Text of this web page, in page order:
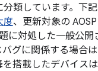
類しています。下
度、更新対象の
に対処した一般公
グに関係する場合
搭載したデバイス